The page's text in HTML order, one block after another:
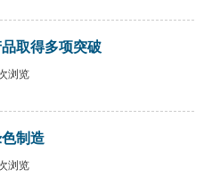
取得多项突破
浏览
制造
浏览